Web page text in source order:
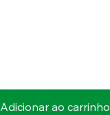
Adicionar ao carrinho